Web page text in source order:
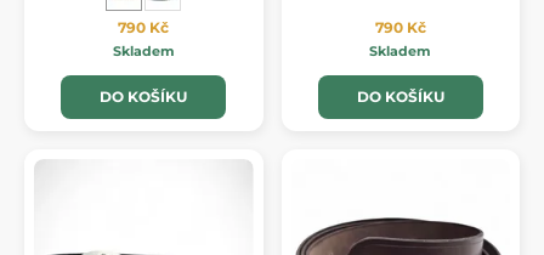
790 Kč
Skladem
DO KOŠÍKU
790 Kč
Skladem
DO KOŠÍKU